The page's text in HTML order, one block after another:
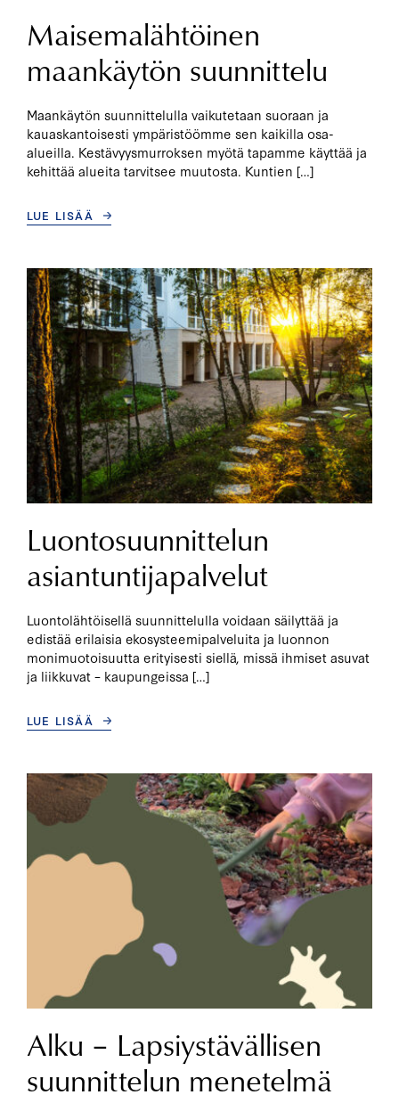
Maisemalähtöinen
maankäytön suunnittelu
Maankäytön suunnittelulla vaikutetaan suoraan ja
kauaskantoisesti ympäristöömme sen kaikilla osa-
alueilla. Kestävyysmurroksen myötä tapamme käyttää ja
kehittää alueita tarvitsee muutosta. Kuntien […]
LUE LISÄÄ
Luontosuunnittelun
asiantuntijapalvelut
Luontolähtöisellä suunnittelulla voidaan säilyttää ja
edistää erilaisia ekosysteemipalveluita ja luonnon
monimuotoisuutta erityisesti siellä, missä ihmiset asuvat
ja liikkuvat – kaupungeissa […]
LUE LISÄÄ
Alku – Lapsiystävällisen
suunnittelun menetelmä